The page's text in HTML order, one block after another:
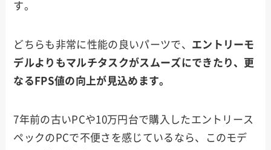
す。
どちらも非常に性能の良いパーツで、 エントリーモ
デルよりもマルチタスクがスムーズにできたり、更
なるFPS値の向上が見込めます。
7年前の古いPCや10万円台で購入したエントリース
ペックのPCで不便さを感じているなら、このモデ